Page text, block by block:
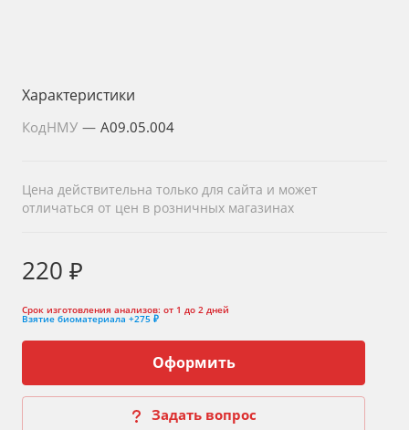
Характеристики
КодНМУ — A09.05.004
Цена действительна только для сайта и может
отличаться от цен в розничных магазинах
220 ₽
Срок изготовления анализов: от 1 до 2 дней
Взятие биоматериала +275 ₽
Оформить
Задать вопрос